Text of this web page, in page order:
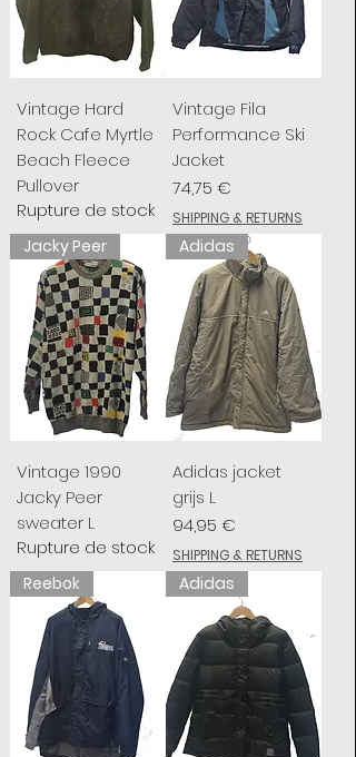
Vintage Hard
Rock Cafe Myrtle
Beach Fleece
Pullover
Rupture de stock
Vintage Fila
Performance Ski
Jacket
Prix
74,75 €
SHIPPING & RETURNS
Jacky Peer
Vintage 1990
Jacky Peer
sweater L
Rupture de stock
Adidas
Adidas jacket
grijs L
Prix
94,95 €
SHIPPING & RETURNS
Reebok Adidas